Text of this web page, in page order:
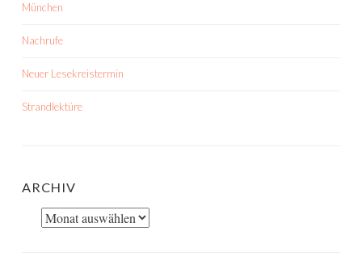
München
Nachrufe
Neuer Lesekreistermin
Strandlektüre
ARCHIV
Archiv